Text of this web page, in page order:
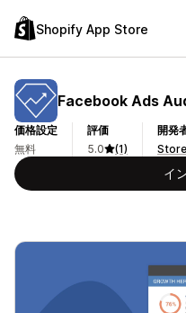
Shopify App Store
Facebook Ads
価格設定
無料
評価
5.0
(1)
開発
イ